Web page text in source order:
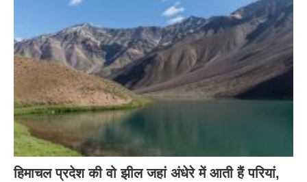
हिमाचल प्रदेश की वो झील जहां अंधेरे में आती हैं परियां,